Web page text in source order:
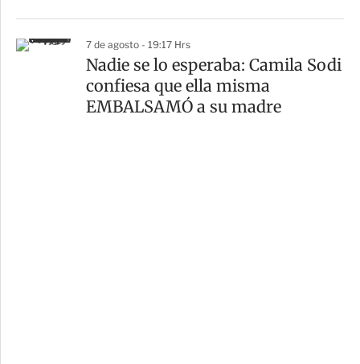
7 de agosto - 19:17 Hrs
Nadie se lo esperaba: Camila Sodi
confiesa que ella misma
EMBALSAMÓ a su madre